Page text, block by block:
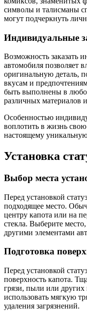
символы и талисманы
могут подчеркнуть
Индивидуальные
Возможность заказать
автомобиля позволяет
оригинальную деталь,
вкусам и
быть выполнены в
различных материалов
Особенностью
воплотить в жизнь
настоящему
Установка
Выбор места
Перед установкой
подходящее место.
центру капота или на
стекла. Выберите
другими элементами
Подготовка
Перед установкой
поверхность капота.
грязи, пыли или
использовать мягкую
удаления загрязнений.